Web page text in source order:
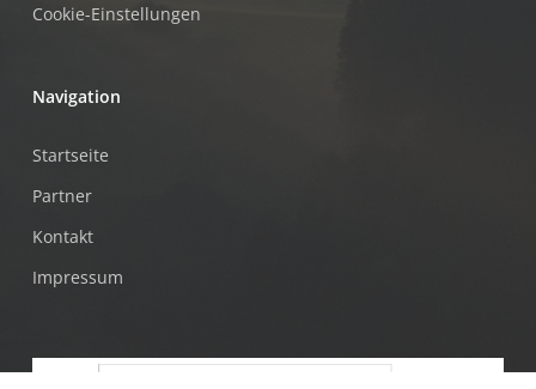
Cookie-Einstellungen
Navigation
Startseite
Partner
Kontakt
Impressum